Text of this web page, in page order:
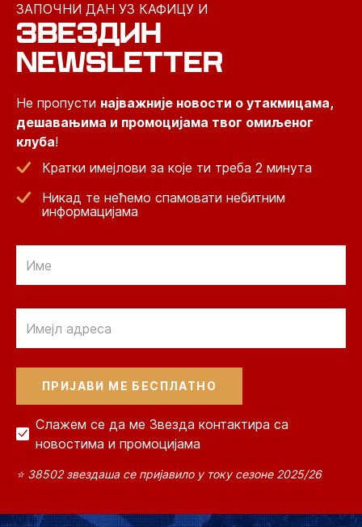
ЗАПОЧНИ ДАН УЗ КАФИЦУ И
ЗВЕЗДИН
NEWSLETTER
Не пропусти најважније новости о утакмицама,
дешавањима и промоцијама твог омиљеног
клуба!
Кратки имејлови за које ти треба 2 минута
Никад те нећемо спамовати небитним
информацијама
Слажем се да ме Звезда контактира са
новостима и промоцијама
⭐ 38502 звездаша се пријавило у току сезоне 2025/26